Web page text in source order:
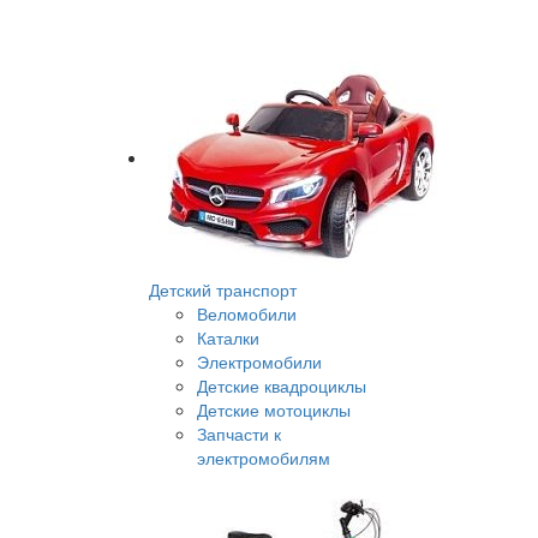
Детский транспорт
Веломобили
Каталки
Электромобили
Детские квадроциклы
Детские мотоциклы
Запчасти к
электромобилям